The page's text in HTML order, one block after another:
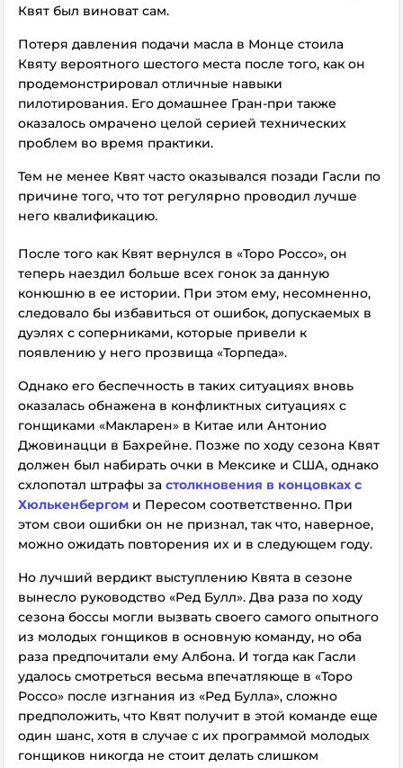
Квят был виноват сам.
Потеря давления подачи масла в Монце стоила
Квяту вероятного шестого места после того, как он
продемонстрировал отличные навыки
пилотирования. Его домашнее Гран-при также
оказалось омрачено целой серией технических
проблем во время практики.
Тем не менее Квят часто оказывался позади Гасли по
причине того, что тот регулярно проводил лучше
него квалификацию.
После того как Квят вернулся в «Торо Россо», он
теперь наездил больше всех гонок за данную
конюшню в ее истории. При этом ему, несомненно,
следовало бы избавиться от ошибок, допускаемых в
дуэлях с соперниками, которые привели к
появлению у него прозвища «Торпеда».
Однако его беспечность в таких ситуациях вновь
оказалась обнажена в конфликтных ситуациях с
гонщиками «Макларен» в Китае или Антонио
Джовинацци в Бахрейне. Позже по ходу сезона Квят
должен был набирать очки в Мексике и США, однако
схлопотал штрафы за столкновения в концовках с
Хюлькенбергом и Пересом соответственно. При
этом свои ошибки он не признал, так что, наверное,
можно ожидать повторения их и в следующем году.
Но лучший вердикт выступлению Квята в сезоне
вынесло руководство «Ред Булл». Два раза по ходу
сезона боссы могли вызвать своего самого опытного
из молодых гонщиков в основную команду, но оба
раза предпочитали ему Албона. И тогда как Гасли
удалось смотреться весьма впечатляюще в «Торо
Россо» после изгнания из «Ред Булла», сложно
предположить, что Квят получит в этой команде еще
один шанс, хотя в случае с их программой молодых
гонщиков никогда не стоит делать слишком